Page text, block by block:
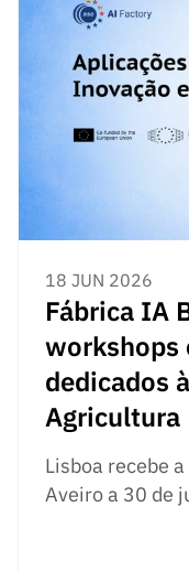
18 JUN 2026
Fábrica IA
workshops
dedicados
Agricultura
Lisboa recebe
Aveiro a 30 de